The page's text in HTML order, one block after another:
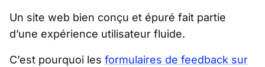
Un site web bien conçu et épuré fait partie
d’une expérience utilisateur fluide.
C’est pourquoi les formulaires de feedback sur